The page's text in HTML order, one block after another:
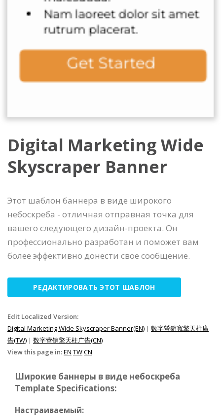
Digital Marketing Wide
Skyscraper Banner
Этот шаблон баннера в виде широкого
небоскреба - отличная отправная точка для
вашего следующего дизайн-проекта. Он
профессионально разработан и поможет вам
более эффективно донести свое сообщение.
РЕДАКТИРОВАТЬ ЭТОТ ШАБЛОН
Edit Localized Version:
Digital Marketing Wide Skyscraper Banner(EN) | 數字營銷寬擎天柱廣
告(TW) | 数字营销擎天柱广告(CN)
View this page in:EN TWCN
Широкие баннеры в виде небоскреба
Template Specifications:
Настраиваемый: